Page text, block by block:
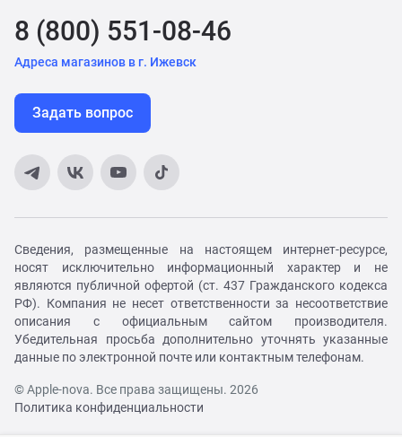
8 (800) 551-08-46
Адреса магазинов в г. Ижевск
Задать вопрос
Сведения, размещенные на настоящем интернет-ресурсе,
носят исключительно информационный характер и не
являются публичной офертой (ст. 437 Гражданского кодекса
РФ). Компания не несет ответственности за несоответствие
описания с официальным сайтом производителя.
Убедительная просьба дополнительно уточнять указанные
данные по электронной почте или контактным телефонам.
© Apple-nova. Все права защищены. 2026
Политика конфиденциальности